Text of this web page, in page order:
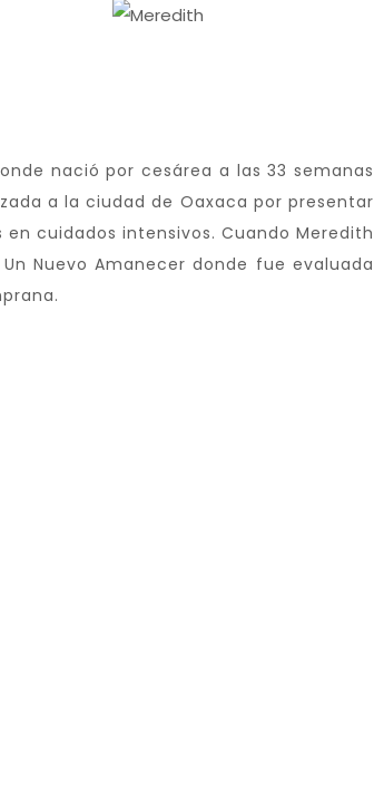
nació por cesárea a las 33 semanas
a la ciudad de Oaxaca por presentar
cuidados intensivos. Cuando Meredith
Nuevo Amanecer donde fue evaluada